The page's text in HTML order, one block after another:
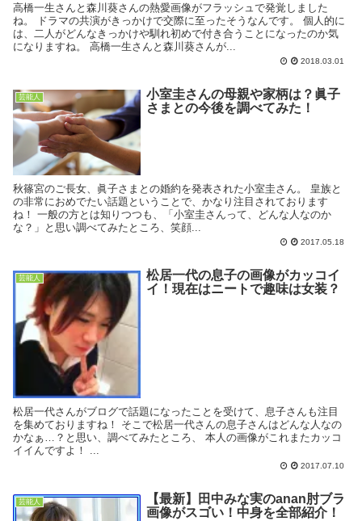
高橋一生さんと森川葵さんの熱愛画像がフラッシュで発覚しました
ね。 ドラマの共演がきっかけで交際に至ったそうなんです。 個人的に
は、二人がどんなきっかけや馴れ初めで付き合うことになったのか気
になりますね。 高橋一生さんと森川葵さんが...
2018.03.01
芸能人
小室圭さんの母親や家柄は？眞子
さまとの今後を調べてみた！
秋篠宮のご長女、眞子さまとの婚約を発表された小室圭さん。 皇族と
の非常におめでたい話題ということで、かなり注目されております
ね！ 一般の方とは知りつつも、「小室圭さんって、どんな人なのか
な？」と思い調べてみたところ、笑顔...
2017.05.18
芸能人
松居一代の息子の画像がカッコイ
イ！現在はニートで趣味は女装？
松居一代さんがブログで話題になったことを受けて、息子さんも注目
を集めておりますね！ そこで松居一代さんの息子さんはどんな人なの
かなぁ…？と思い、調べてみたところ、 本人の画像がこれまたカッコ
イイんですよ！ ...
2017.07.10
芸能人
【最新】田中みな実のanan肘ブラ
画像がスゴい！中身を全部紹介！